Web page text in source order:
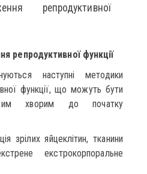
репродуктивної
репродуктивної функції
наступні методики
функції, що можуть бути
хворим до початку
зрілих яйцеклітин, тканини
екстрокорпоральне